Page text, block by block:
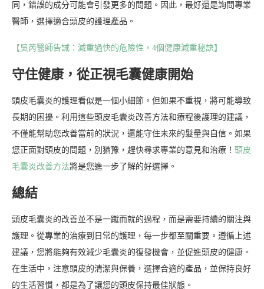
同，錯誤的成分可能會引發更多的問題。因此，最好還是詢問專業
醫師，選擇適合頭皮的護理產品。
【吳芮醫師告誡：減重過快的危險性，4個健康減重秘訣】
守住健康，從正視毛囊健康開始
頭皮毛囊炎的護理看似是一個小細節，但如果不重視，將可能導致
長期的困擾。利用這些頭皮毛囊炎改善方法和療程後護理的建議，
不僅能幫助您改善當前的狀況，還能守住未來的髮量與自信。如果
您正面對頭皮的問題，別猶豫，趕快尋求專業的意見和治療！ 頭皮
毛囊炎改善方法將是您進一步了解的好選擇。
總結
頭皮毛囊炎的改善並不是一蹴而就的過程，而是需要持續的關注與
護理。從專業的治療到日常的護理，每一步都至關重要。遵循上述
建議，您將能夠有效減少毛囊炎的復發機會，並促進頭皮的健康。
在生活中，注意頭皮的清潔與保養，選擇合適的產品，並保持良好
的生活習慣，都是為了讓您的頭皮保持最佳狀態。